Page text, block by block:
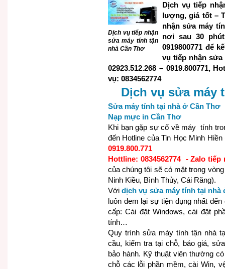
Dịch vụ tiếp nhận
sửa máy tính tận
nhà Cần Thơ
Dịch vụ tiếp
lượng, giá tốt –
nhận sửa máy
nơi sau 30
0919800771 để
vụ tiếp nhận sửa
02923.512.268 – 0919.800771,
vụ: 0834562774
Dịch vụ sửa máy
Sửa máy tính tại nhà ở Cần Thơ
Nạp mực in Cần Thơ
Khi bạn gặp sự cố về máy tính
đến Hotline của Tin Học Minh Hiền
0919.800.771
Hottline: 0834562774 - Zalo tiếp
của chúng tôi sẽ có mặt trong
Ninh Kiều, Bình Thủy, Cái Răng).
Vớidịch vụ sửa máy tính tại nhà
luôn đem lại sự tiện dụng nhất
cấp: Cài đặt Windows, cài đặt
tính…
Quy trình sửa máy tính tận nhà
cầu, kiểm tra tại chỗ, báo giá,
bảo hành. Kỹ thuật viên thường
chỗ các lỗi phần mềm, cài Win,